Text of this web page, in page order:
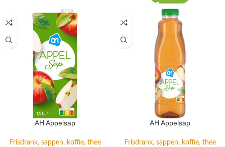
AH Appelsap
Frisdrank, sappen, koffie, thee
AH Appelsap
Frisdrank, sappen, koffie, thee